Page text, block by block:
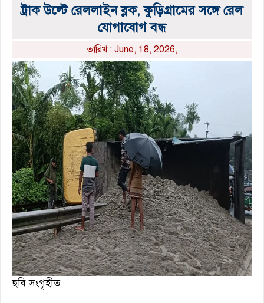
ট্রাক উল্টে রেললাইন ব্লক, কুড়িগ্রামের সঙ্গে রেল
যোগাযোগ বন্ধ
তারিখ : June, 18, 2026,
‎ছবি সংগৃহীত